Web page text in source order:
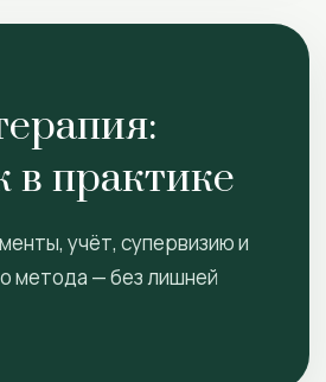
в практике
учёт, супервизию и
метода — без лишней